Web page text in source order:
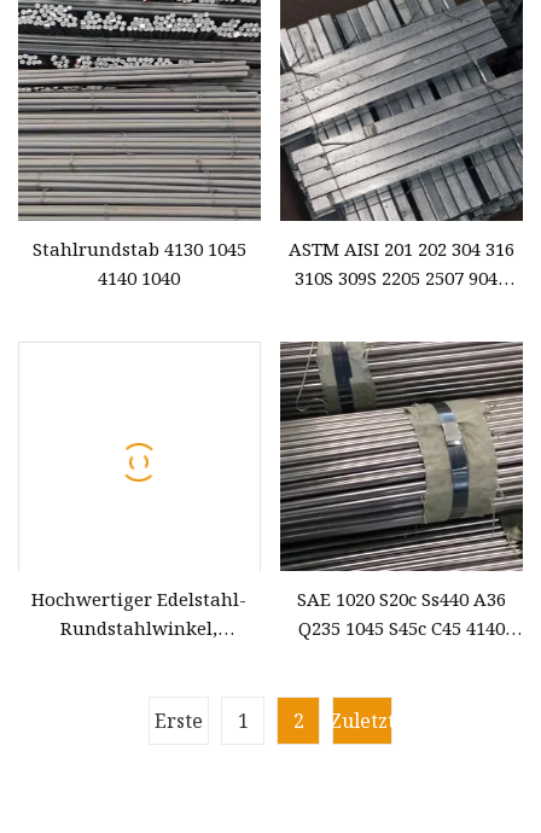
Vierkantstab/Rundstab
Stahlrundstab 4130 1045
4140 1040
ASTM AISI 201 202 304 316
310S 309S 2205 2507 904L
Edelstahl/Aluminium/
runde/quadratische/flache/
Stange
Hochwertiger Edelstahl-
Rundstahlwinkel,
SAE 1020 S20c Ss440 A36
Q235 1045 S45c C45 4140
Kaltgefertigter,
kaltgezogener Blankstahl-
Erste 1 2 Zuletzt